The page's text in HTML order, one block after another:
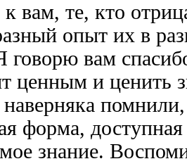
вам, те, кто
опыт их в
вам
ценным и ценить
наверняка
форма,
знание.